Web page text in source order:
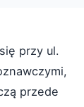
przy ul.
przede